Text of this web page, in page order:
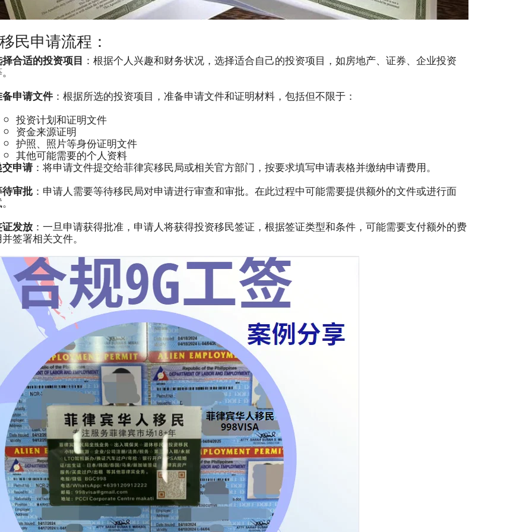
民申请流程：
合适的投资项目 ：根据个人兴趣和财务状况，选择适合自己的投资项目，如房地产、证券、企业投资
申请文件：根据所选的投资项目，准备申请文件和证明材料，包括但不限于：
投资计划和证明文件
资金来源证明
护照、照片等身份证明文件
其他可能需要的个人资料
申请：将申请文件提交给菲律宾移民局或相关官方部门，按要求填写申请表格并缴纳申请费用。
审批：申请人需要等待移民局对申请进行审查和审批。在此过程中可能需要提供额外的文件或进行面
发放：一旦申请获得批准，申请人将获得投资移民签证，根据签证类型和条件，可能需要支付额外的费
签署相关文件。